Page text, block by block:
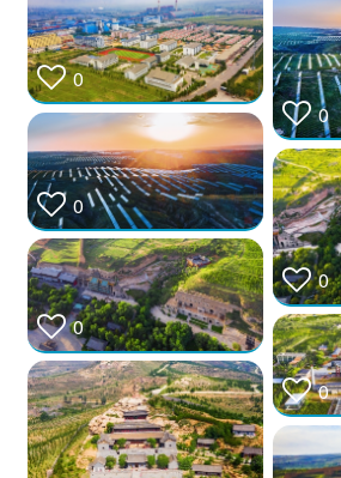
0
0
0
0
0
0